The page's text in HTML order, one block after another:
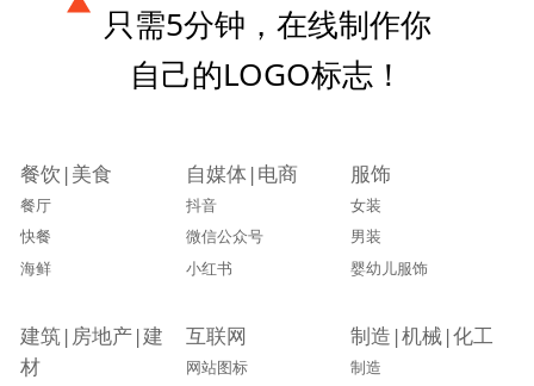
只需5分钟，在线制作你
自己的LOGO标志！
餐饮|美食
餐厅
快餐
海鲜
自媒体|电商
抖音
微信公众号
小红书
服饰
女装
男装
婴幼儿服饰
建筑|房地产|建
材
互联网
网站图标
制造|机械|化工
制造